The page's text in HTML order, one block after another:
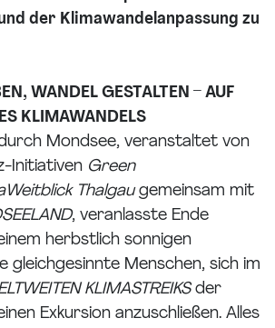
der Klimawandelanpassung zu
WANDEL GESTALTEN – AUF
KLIMAWANDELS
Mondsee, veranstaltet von
Initiativen Green
Thalgaugemeinsam mit
, veranlasste Ende
herbstlich sonnigen
gleichgesinnte Menschen, sich im
KLIMASTREIKSder
Exkursion anzuschließen. Alles